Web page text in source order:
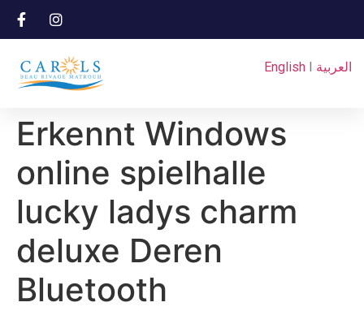
English I العربية
Erkennt Windows
online spielhalle
lucky ladys charm
deluxe Deren
Bluetooth